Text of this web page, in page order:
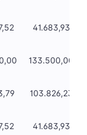
41.683,93
133.500,00
103.826,23
41.683,93